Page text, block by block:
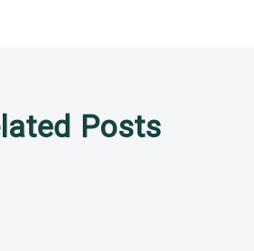
Posts